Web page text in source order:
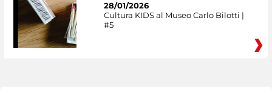
28/01/2026
Cultura KIDS al Museo Carlo Bilotti |
#5